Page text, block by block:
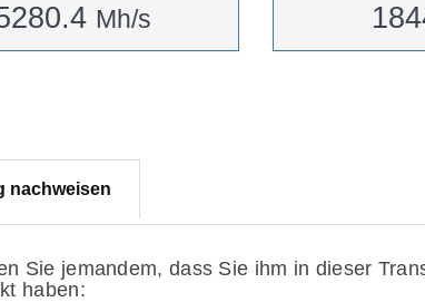
Mh/s
nachweisen
Sie jemandem, dass Sie ihm in dieser
haben: